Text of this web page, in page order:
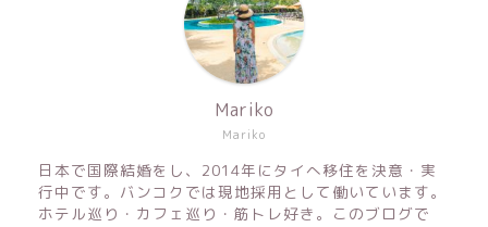
Mariko
Mariko
日本で国際結婚をし、2014年にタイへ移住を決意・実
行中です。バンコクでは現地採用として働いています。
ホテル巡り・カフェ巡り・筋トレ好き。このブログで